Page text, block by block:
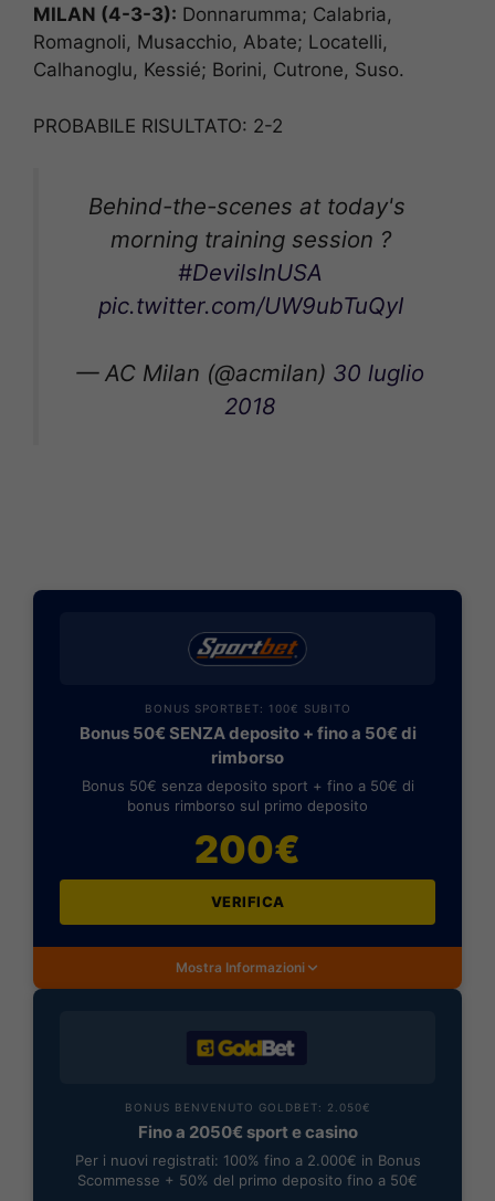
MILAN (4-3-3): Donnarumma; Calabria,
Romagnoli, Musacchio, Abate; Locatelli,
Calhanoglu, Kessié; Borini, Cutrone, Suso.
PROBABILE RISULTATO: 2-2
Behind-the-scenes at today's​ ​
morning training session ?
#DevilsInUSA
pic.twitter.com/UW9ubTuQyI
— AC Milan (@acmilan) 30 luglio
2018
BONUS SPORTBET: 100€ SUBITO
Bonus 50€ SENZA deposito + fino a 50€ di
rimborso
Bonus 50€ senza deposito sport + fino a 50€ di
bonus rimborso sul primo deposito
200€
VERIFICA
Mostra Informazioni
BONUS BENVENUTO GOLDBET: 2.050€
Fino a 2050€ sport e casino
Per i nuovi registrati: 100% fino a 2.000€ in Bonus
Scommesse + 50% del primo deposito fino a 50€